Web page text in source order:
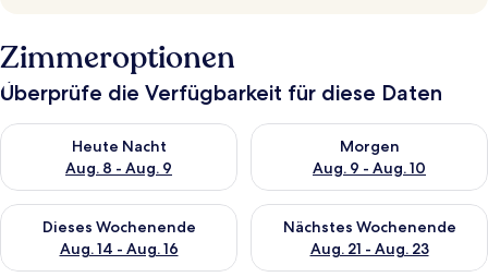
Zimmeroptionen
Überprüfe die Verfügbarkeit für diese Daten
Heute Nacht
Aug. 8 - Aug. 9
Überprüfe die Verfügbarkeit für heute Nacht, Aug. 8 - Aug. 9.
Morgen
Aug. 9 - Aug. 10
Überprüfe die Verfügbarkeit
Dieses Wochenende
Aug. 14 - Aug. 16
Überprüfe die Verfügbarkeit für dieses Wochenende, Aug. 14
Nächstes Wochenende
Aug. 21 - Aug. 23
Überprüfe die Verfügbarkeit